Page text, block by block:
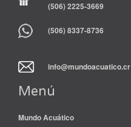
(506) 2225-3669
(506) 8337-8736
info@mundoacuatico.cr
Menú
Mundo Acuático